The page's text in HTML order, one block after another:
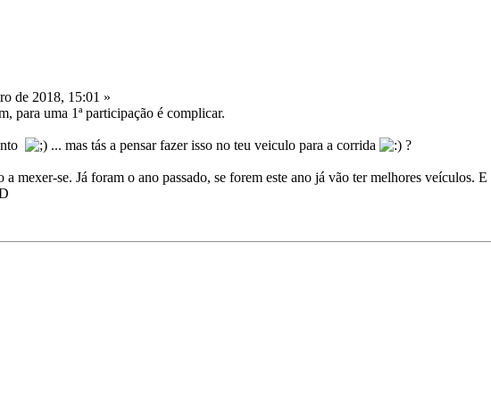
de 2018, 15:01 »
para uma 1ª participação é complicar.
... mas tás a pensar fazer isso no teu veiculo para a corrida ?
mexer-se. Já foram o ano passado, se forem este ano já vão ter melhores veículos.